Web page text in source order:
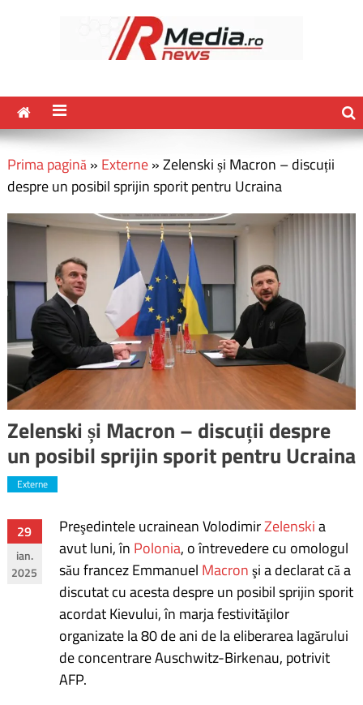
Prima pagină» Externe»Zelenski și Macron – discuții
despre un posibil sprijin sporit pentru Ucraina
Zelenski și Macron – discuții despre
un posibil sprijin sporit pentru Ucraina
Externe
29
ian.
2025
Preşedintele ucrainean VolodimirZelenskia
avut luni, în Polonia, o întrevedere cu omologul
său francez Emmanuel Macronşi a declarat că a
discutat cu acesta despre un posibil sprijin sporit
acordat Kievului, în marja festivităţilor
organizate la 80 de ani de la eliberarea lagărului
de concentrare Auschwitz-Birkenau, potrivit
AFP.
Navigare
în
articole